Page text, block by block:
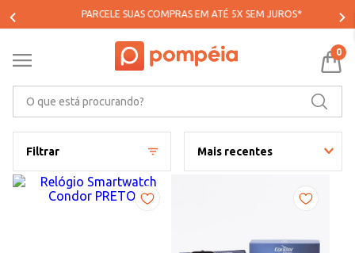
PARCELE SUAS COMPRAS EM ATÉ 5X SEM JUROS*
0
Filtrar Mais recentes